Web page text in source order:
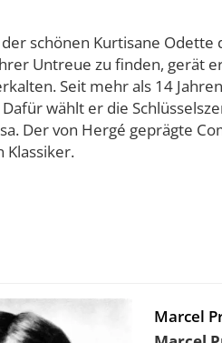
schönen Kurtisane Odette
Untreue zu finden, gerät
Seit mehr als 14
wählt er die
Der von Hergé geprägte
Klassiker.
Marcel